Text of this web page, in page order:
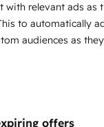
with relevant ads as
to automatically
audiences as
offers